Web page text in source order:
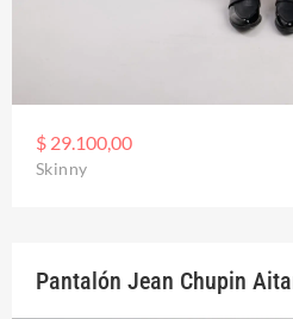
$ 29.100,00
Skinny
Pantalón Jean Chupin